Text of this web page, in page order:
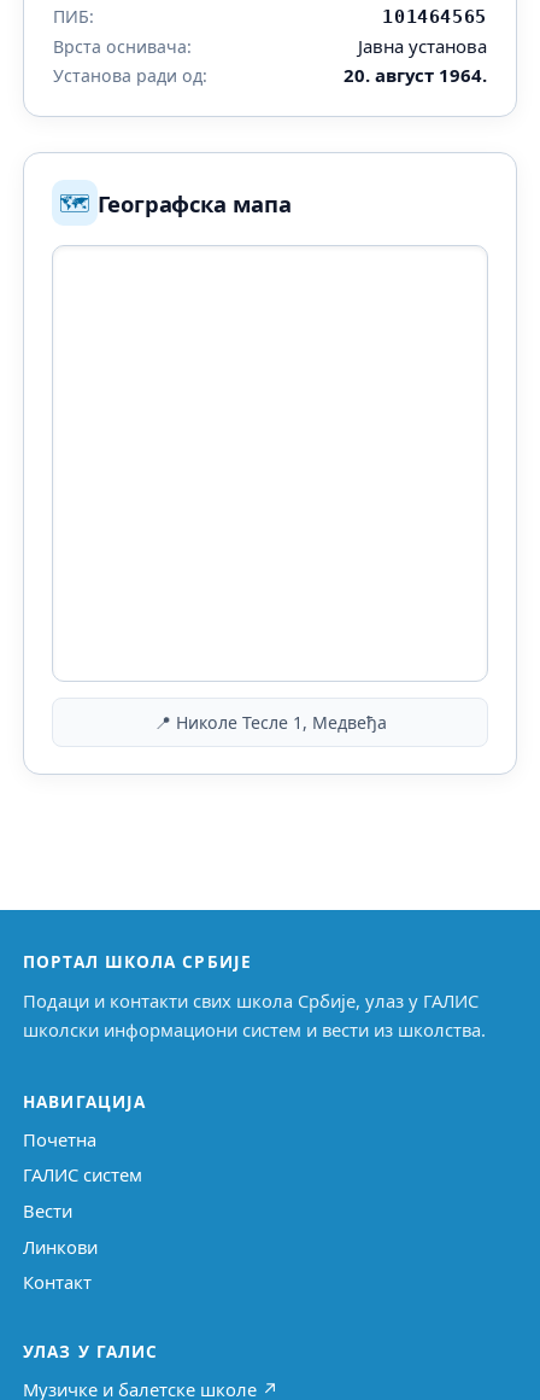
ПИБ: 101464565
Врста оснивача: Јавна установа
Установа ради од: 20. август 1964.
🗺️ Географска мапа
📍 Николе Тесле 1, Медвеђа
ПОРТАЛ ШКОЛА СРБИЈЕ
Подаци и контакти свих школа Србије, улаз у ГАЛИС
школски информациони систем и вести из школства.
НАВИГАЦИЈА
Почетна
ГАЛИС систем
Вести
Линкови
Контакт
УЛАЗ У ГАЛИС
Музичке и балетске школе ↗